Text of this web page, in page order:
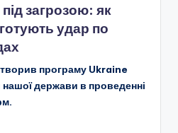
загрозою: як
удар по
програму Ukraine
держави в проведенні